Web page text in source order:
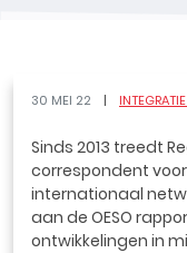
30 MEI 22
Sinds 2013 treedt
correspondent voor
internationaal
aan de OESO
ontwikkelingen in